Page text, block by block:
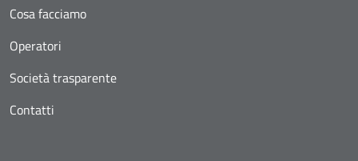
Cosa facciamo
Operatori
Società trasparente
Contatti